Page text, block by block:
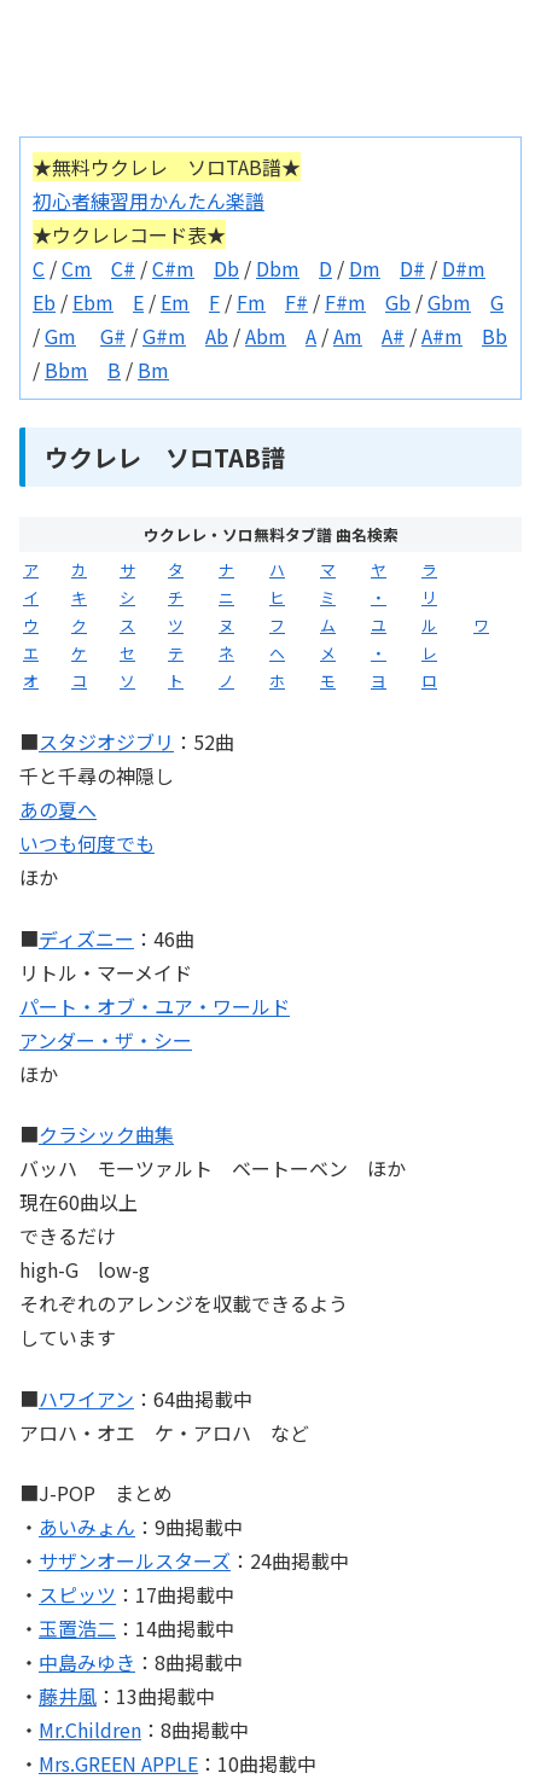
★無料ウクレレ ソロTAB譜★
初心者練習用かんたん楽譜
★ウクレレコード表★
C /Cm C# /C#m Db / Dbm D / Dm D# / D#m
Eb / Ebm E / Em F / Fm F# / F#m Gb /Gbm
G
/Gm G# /G#m Ab /Abm A /Am A# /A#m
Bb
/ Bbm B / Bm
ウクレレ ソロTAB譜
ウクレレ・ソロ無料タブ譜 曲名検索
ア
イ
ウ
エ
オ
カ
キ
ク
ケ
コ
サ
シ
ス
セ
ソ
タ
チ
ツ
テ
ト
ナ
ニ
ヌ
ネ
ノ
ハ
ヒ
フ
ヘ
ホ
マ
ミ
ム
メ
モ
ヤ
・
ユ
・
ヨ
ラ
リ
ル
レ
ロ
ワ
■スタジオジブリ ：52曲
千と千尋の神隠し
あの夏へ
いつも何度でも
ほか
■ディズニー ：46曲
リトル・マーメイド
パート・オブ・ユア・ワールド
アンダー・ザ・シー
ほか
■クラシック曲集
バッハ モーツァルト ベートーベン ほか
現在60曲以上
できるだけ
high-G low-g
それぞれのアレンジを収載できるよう
しています
■ハワイアン ：64曲掲載中
アロハ・オエ ケ・アロハ など
■J-POP まとめ
・ あいみょん ：9曲掲載中
・ サザンオールスターズ ：24曲掲載中
・ スピッツ ：17曲掲載中
・ 玉置浩二 ：14曲掲載中
・ 中島みゆき ：8曲掲載中
・ 藤井風 ：13曲掲載中
・ Mr.Children ：8曲掲載中
・ Mrs.GREEN APPLE ：10曲掲載中